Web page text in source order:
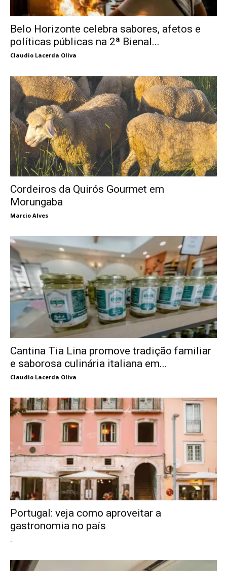
Belo Horizonte celebra sabores, afetos e
políticas públicas na 2ª Bienal...
Claudio Lacerda Oliva
Cordeiros da Quirós Gourmet em
Morungaba
Marcio Alves
Cantina Tia Lina promove tradição familiar
e saborosa culinária italiana em...
Claudio Lacerda Oliva
Portugal: veja como aproveitar a
gastronomia no país
.